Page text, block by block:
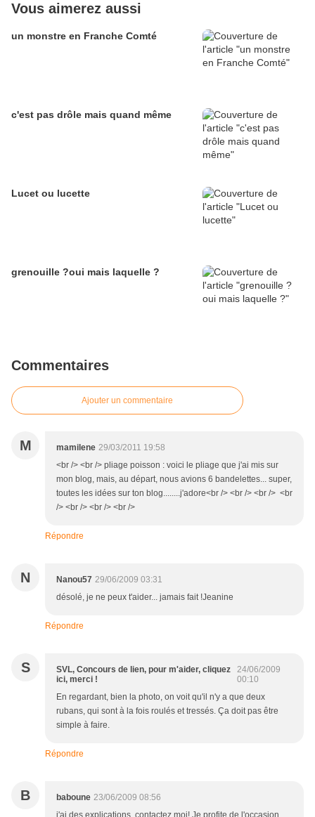
Vous aimerez aussi
un monstre en Franche Comté
c'est pas drôle mais quand même
Lucet ou lucette
grenouille ?oui mais laquelle ?
Commentaires
Ajouter un commentaire
M mamilene 29/03/2011 19:58
<br /> <br /> pliage poisson : voici le pliage que j'ai mis sur
mon blog, mais, au départ, nous avions 6 bandelettes... super,
toutes les idées sur ton blog........j'adore<br /> <br /> <br /> <br
/> <br /> <br /> <br />
Répondre
N Nanou57 29/06/2009 03:31
désolé, je ne peux t'aider... jamais fait !Jeanine
Répondre
S
SVL, Concours de lien, pour m'aider, cliquez
ici, merci !
24/06/2009
00:10
En regardant, bien la photo, on voit qu'il n'y a que deux
rubans, qui sont à la fois roulés et tressés. Ça doit pas être
simple à faire.
Répondre
B baboune 23/06/2009 08:56
j'ai des explications. contactez moi! Je profite de l'occasion